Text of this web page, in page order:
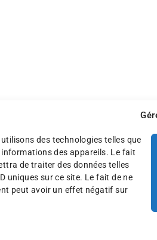
des technologies telles que
des appareils. Le fait
de traiter des données telles
uniques sur ce site. Le fait de ne
peut avoir un effet négatif sur